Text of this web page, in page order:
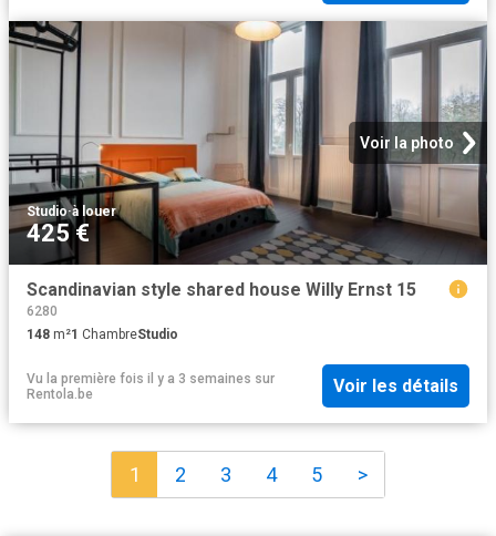
Voir la photo
Studio·à louer
425 €
Scandinavian style shared house Willy Ernst 15
6280
148 m²1 ChambreStudio
Vu la première fois il y a 3 semaines sur
Rentola.be
Voir les détails
1 2 3 4 5 >